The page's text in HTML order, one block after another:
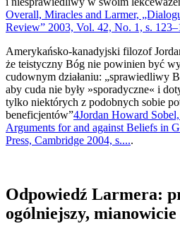
Overall, Miracles and Larmer,
Review” 2003, Vol. 42, No. 1, s.
Amerykańsko-kanadyjski filozof
że teistyczny Bóg nie powinien być
cudownym działaniu: „sprawiedliwy
aby cuda nie były »sporadyczne« i
tylko niektórych z podobnych sobie
beneficjentów”4Jordan Howard
Arguments for and against Beliefs in
Press, Cambridge 2004, s.....
Odpowiedź Larmera:
ogólniejszy, mianowicie